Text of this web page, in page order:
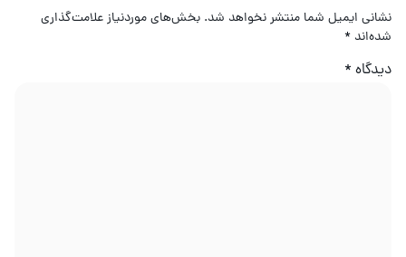
نشانی ایمیل شما منتشر نخواهد شد. بخش‌های موردنیاز علامت‌گذاری
شده‌اند *
دیدگاه*